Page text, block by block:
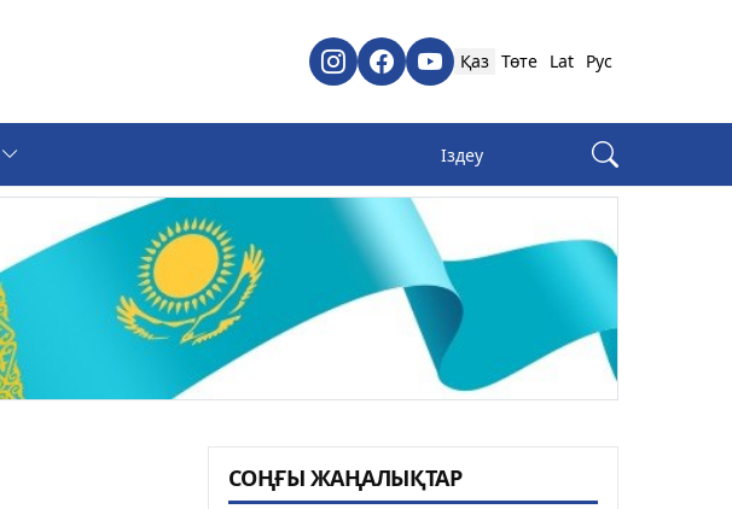
Қаз Төте Lat Рус
СОҢҒЫ ЖАҢАЛЫҚТАР